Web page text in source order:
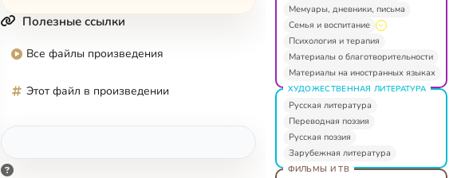
Полезные ссылки
Все файлы произведения
Этот файл в произведении
Мемуары, дневники, письма
Семья и воспитание
Психология и терапия
Материалы о благотворительности
Материалы на иностранных языках
ХУДОЖЕСТВЕННАЯ ЛИТЕРАТУРА
Русская литература
Переводная поэзия
Русская поэзия
Зарубежная литература
ФИЛЬМЫ И ТВ